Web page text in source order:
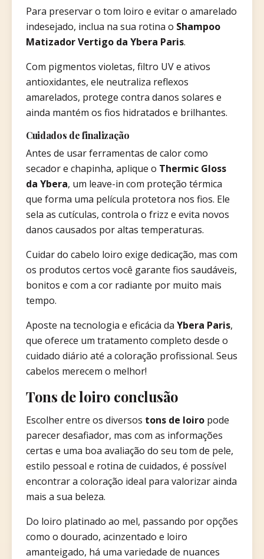
Para preservar o tom loiro e evitar o amarelado
indesejado, inclua na sua rotina o Shampoo
Matizador Vertigo da Ybera Paris.
Com pigmentos violetas, filtro UV e ativos
antioxidantes, ele neutraliza reflexos
amarelados, protege contra danos solares e
ainda mantém os fios hidratados e brilhantes.
Cuidados de finalização
Antes de usar ferramentas de calor como
secador e chapinha, aplique o Thermic Gloss
da Ybera, um leave-in com proteção térmica
que forma uma película protetora nos fios. Ele
sela as cutículas, controla o frizz e evita novos
danos causados por altas temperaturas.
Cuidar do cabelo loiro exige dedicação, mas com
os produtos certos você garante fios saudáveis,
bonitos e com a cor radiante por muito mais
tempo.
Aposte na tecnologia e eficácia da Ybera Paris,
que oferece um tratamento completo desde o
cuidado diário até a coloração profissional. Seus
cabelos merecem o melhor!
Tons de loiro conclusão
Escolher entre os diversos tons de loiro pode
parecer desafiador, mas com as informações
certas e uma boa avaliação do seu tom de pele,
estilo pessoal e rotina de cuidados, é possível
encontrar a coloração ideal para valorizar ainda
mais a sua beleza.
Do loiro platinado ao mel, passando por opções
como o dourado, acinzentado e loiro
amanteigado, há uma variedade de nuances